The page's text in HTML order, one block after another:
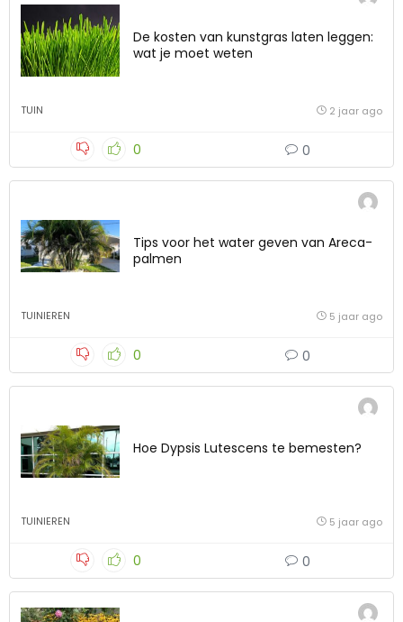
De kosten van kunstgras laten leggen:
wat je moet weten
TUIN 2 jaar ago
0 0
Tips voor het water geven van Areca-
palmen
TUINIEREN 5 jaar ago
0 0
Hoe Dypsis Lutescens te bemesten?
TUINIEREN 5 jaar ago
0 0